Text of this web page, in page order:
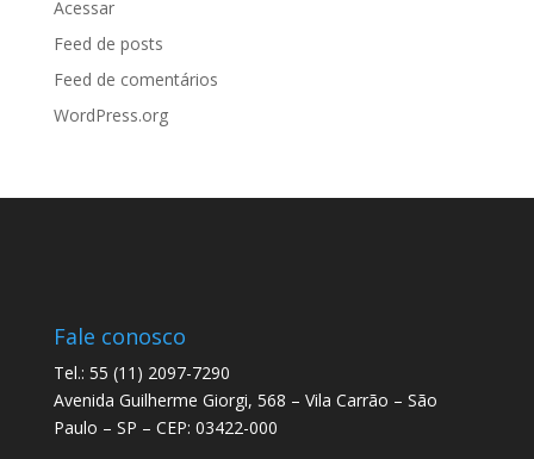
Acessar
Feed de posts
Feed de comentários
WordPress.org
Fale conosco
Tel.: 55 (11) 2097-7290
Avenida Guilherme Giorgi, 568 – Vila Carrão – São
Paulo – SP – CEP: 03422-000